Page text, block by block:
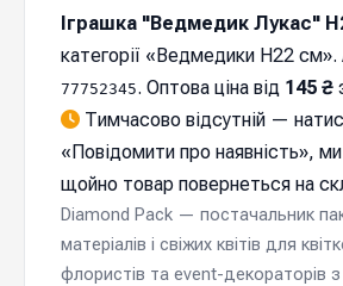
Іграшка "Ведмедик Лукас"
категорії «Ведмедики H22 см».
77752345. Оптова ціна від 145 ₴
Тимчасово відсутній —
«Повідомити про наявність»,
щойно товар повернеться на
Diamond Pack — постачальник
матеріалів і свіжих квітів для
флористів та event-декораторів